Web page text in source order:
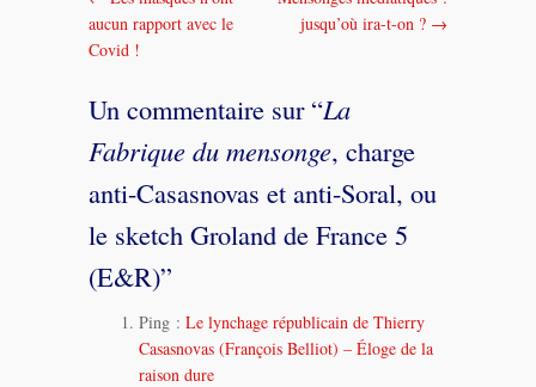
dans
les
messages
aucun rapport avec le
Covid !
jusqu’où ira-t-on ? →
Un commentaire sur “La
Fabrique du mensonge, charge
anti-Casasnovas et anti-Soral, ou
le sketch Groland de France 5
(E&R)”
Ping : Le lynchage républicain de Thierry
Casasnovas (François Belliot) – Éloge de la
raison dure